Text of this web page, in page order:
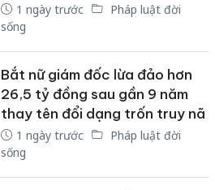
1 ngày trước
Pháp luật đời
sống
Bắt nữ giám đốc lừa đảo hơn
26,5 tỷ đồng sau gần 9 năm
thay tên đổi dạng trốn truy nã
1 ngày trước
Pháp luật đời
sống